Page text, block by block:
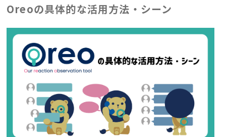
Oreoの具体的な活用方法・シーン